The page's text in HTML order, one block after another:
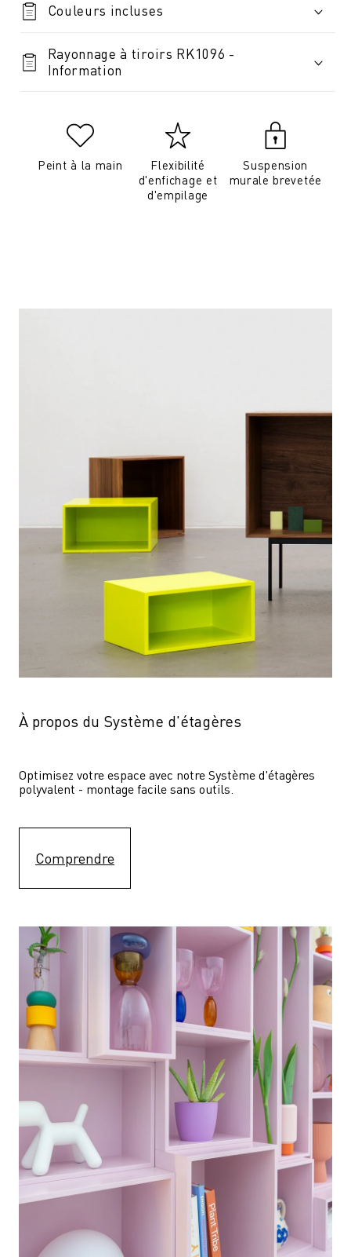
Couleurs incluses
Rayonnage à tiroirs RK1096 -
Information
Peint à la main
Flexibilité
d'enfichage et
d'empilage
Suspension
murale brevetée
À propos du Système d'étagères
Optimisez votre espace avec notre Système d'étagères
polyvalent - montage facile sans outils.
Comprendre